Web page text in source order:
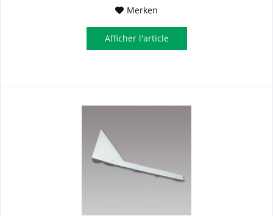
Merken
Afficher l'article